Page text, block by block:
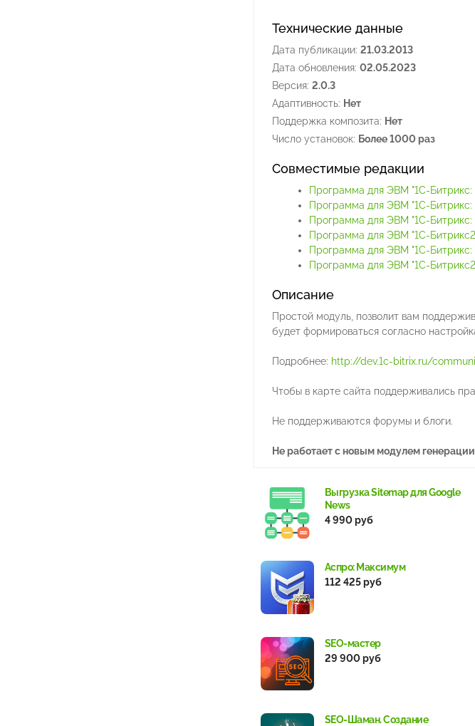
Технические данные
Дата публикации: 21.03.2013
Дата обновления: 02.05.2023
Версия: 2.0.3
Адаптивность: Нет
Поддержка композита: Нет
Число установок: Более 1000 раз
Совместимые редакции
Программа для ЭВМ "1С-Битрикс:
Программа для ЭВМ "1С-Битрикс:
Программа для ЭВМ "1С-Битрикс:
Программа для ЭВМ "1С-
Программа для ЭВМ "1С-Битрикс:
Программа для ЭВМ "1С-
Описание
Простой модуль, позволит вам
будет формироваться согласно
Подробнее: http://dev.1c-bitrix.ru/
Чтобы в карте сайта поддерживались
Не поддерживаются форумы и блоги.
Не работает с новым модулем
Выгрузка Sitemap для Google
News
4 990 руб
Аспро: Максимум
112 425 руб
SEO-мастер
29 900 руб
SEO-Шаман. Создание